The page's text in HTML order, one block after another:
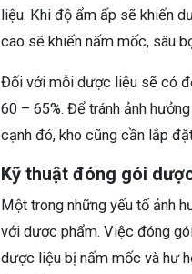
liệu. Khi độ ẩm ấp sẽ khiến
cao sẽ khiến nấm mốc, sâu
Đối với mỗi dược liệu sẽ có
60 – 65%. Để tránh ảnh
cạnh đó, kho cũng cần lắp
Kỹ thuật đóng gói
Một trong những yếu tố ảnh
với dược phẩm. Việc đóng
dược liệu bị nấm mốc và hư